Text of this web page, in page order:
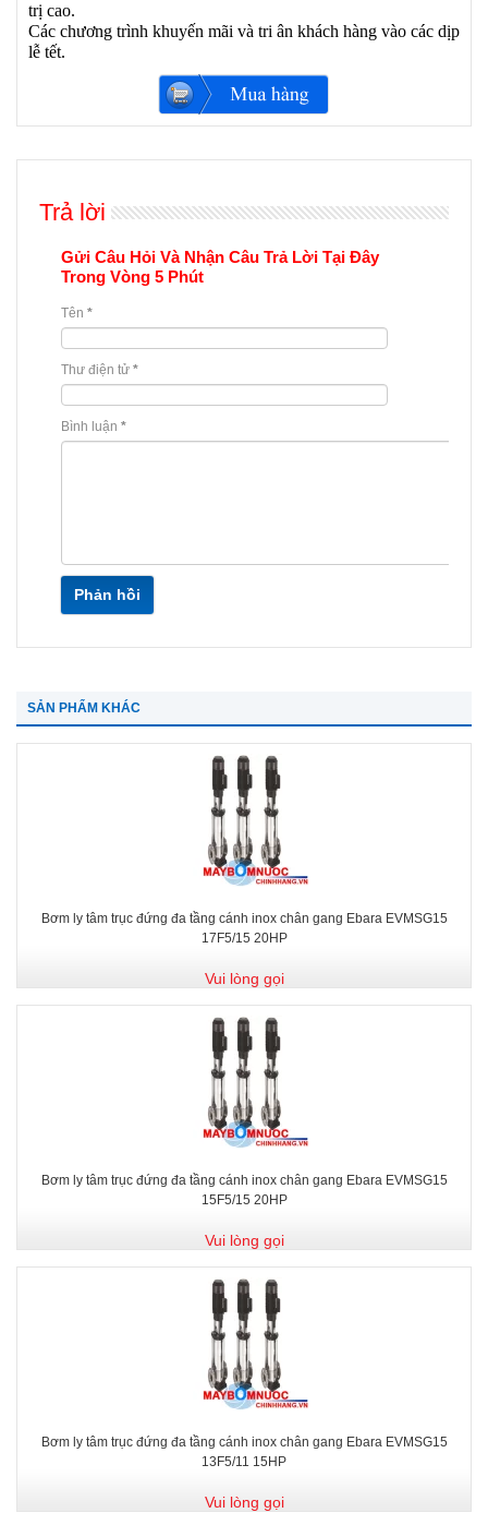
trị cao.
Các chương trình khuyến mãi và tri ân khách hàng vào các dịp
lễ tết.
Trả lời
Gửi Câu Hỏi Và Nhận Câu Trả Lời Tại Đây
Trong Vòng 5 Phút
Tên *
Thư điện tử *
Bình luận *
Phản hồi
SẢN PHẨM KHÁC
Bơm ly tâm trục đứng đa tầng cánh inox chân gang Ebara EVMSG15
17F5/15 20HP
Vui lòng gọi
Bơm ly tâm trục đứng đa tầng cánh inox chân gang Ebara EVMSG15
15F5/15 20HP
Vui lòng gọi
Bơm ly tâm trục đứng đa tầng cánh inox chân gang Ebara EVMSG15
13F5/11 15HP
Vui lòng gọi